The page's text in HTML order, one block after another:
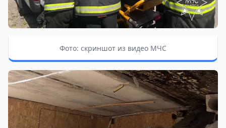
Фото: скриншот из видео МЧС